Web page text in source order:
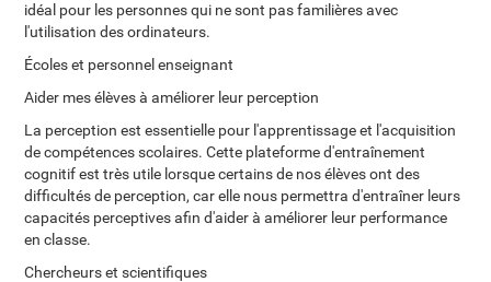
idéal pour les personnes qui ne sont pas familières avec
l'utilisation des ordinateurs.
Écoles et personnel enseignant
Aider mes élèves à améliorer leur perception
La perception est essentielle pour l'apprentissage et l'acquisition
de compétences scolaires. Cette plateforme d'entraînement
cognitif est très utile lorsque certains de nos élèves ont des
difficultés de perception, car elle nous permettra d'entraîner leurs
capacités perceptives afin d'aider à améliorer leur performance
en classe.
Chercheurs et scientifiques